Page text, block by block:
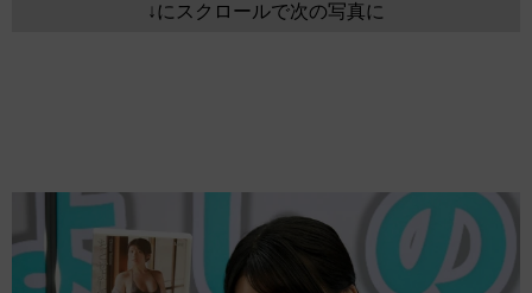
↓にスクロールで次の写真に